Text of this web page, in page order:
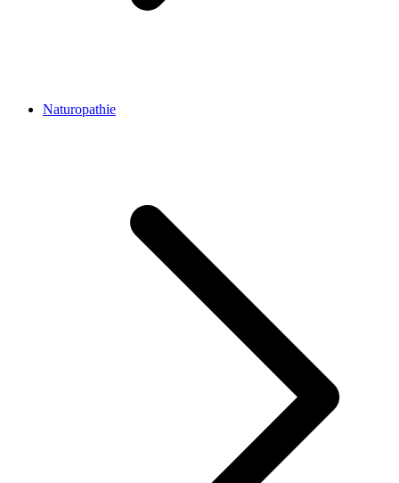
Naturopathie